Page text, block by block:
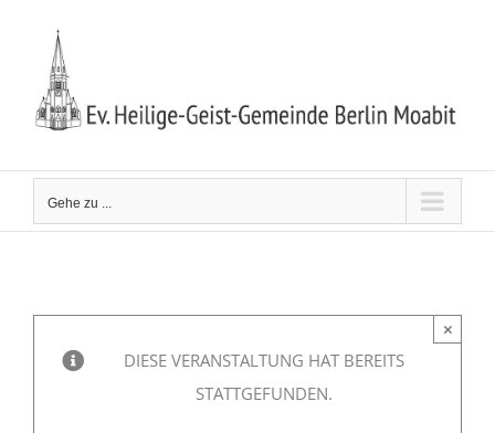
springen
Gehe zu ...
DIESE VERANSTALTUNG HAT BEREITS
STATTGEFUNDEN.
×